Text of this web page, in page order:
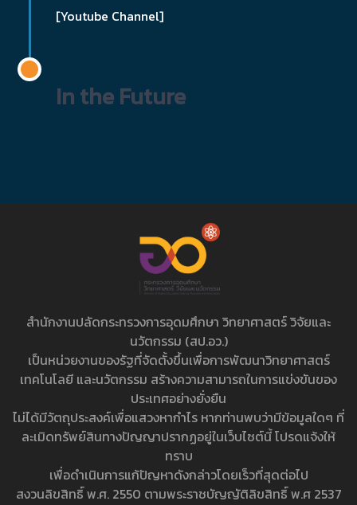
[Youtube Channel]
In the Future
สำนักงานปลัดกระทรวงการอุดมศึกษา วิทยาศาสตร์ วิจัยและ
นวัตกรรม (สป.อว.)
เป็นหน่วยงานของรัฐที่จัดตั้งขึ้นเพื่อการพัฒนาวิทยาศาสตร์
เทคโนโลยี และนวัตกรรม สร้างความสามารถในการแข่งขันของ
ประเทศอย่างยั่งยืน
ไม่ได้มีวัตถุประสงค์เพื่อแสวงหากำไร หากท่านพบว่ามีข้อมูลใดๆ ที่
ละเมิดทรัพย์สินทางปัญญาปรากฏอยู่ในเว็บไซต์นี้ โปรดแจ้งให้
ทราบ
เพื่อดำเนินการแก้ปัญหาดังกล่าวโดยเร็วที่สุดต่อไป
สงวนลิขสิทธิ์ พ.ศ. 2550 ตามพระราชบัญญัติลิขสิทธิ์ พ.ศ 2537